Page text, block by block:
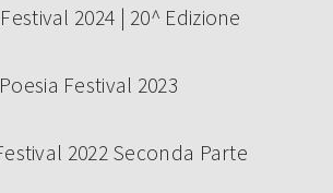
2024 | 20^ Edizione
Poesia Festival 2023
2022 Seconda Parte